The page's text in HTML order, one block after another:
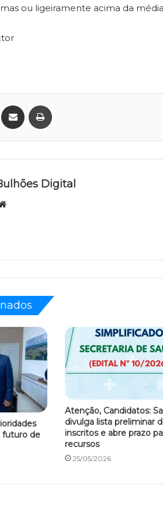
ou ligeiramente acima da
Linkedin Compartilhar via e-mail
Digital
Website
futuro de
Atenção, Candidatos:
divulga lista preliminar
inscritos e abre prazo
recursos
25/05/2026